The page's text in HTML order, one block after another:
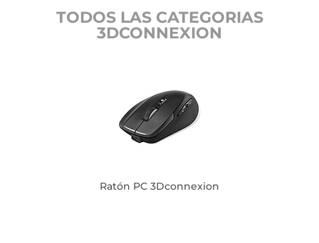
TODOS LAS CATEGORIAS
3DCONNEXION
Ratón PC 3Dconnexion